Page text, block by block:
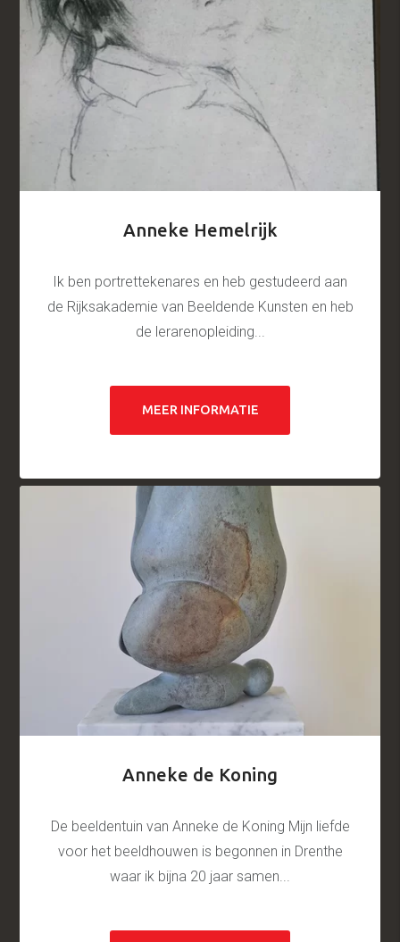
Anneke Hemelrijk
Ik ben portrettekenares en heb gestudeerd aan
de Rijksakademie van Beeldende Kunsten en heb
de lerarenopleiding...
MEER INFORMATIE
Anneke de Koning
De beeldentuin van Anneke de Koning Mijn liefde
voor het beeldhouwen is begonnen in Drenthe
waar ik bijna 20 jaar samen...